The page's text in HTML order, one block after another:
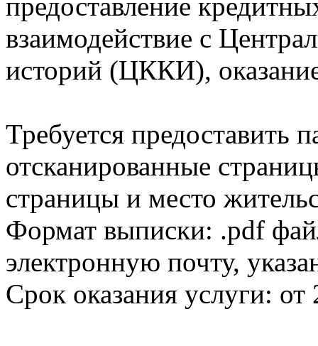
взаимодействие с
историй (ЦККИ),
Требуется предоставить
отсканированные
страницы и место
Формат выписки: .pdf
электронную почту,
Срок оказания услуги: от